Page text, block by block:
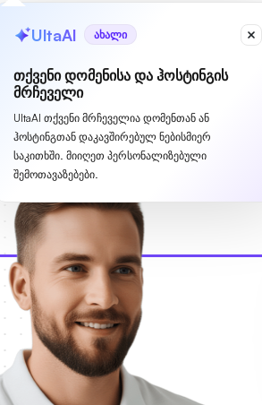
UltaAI ახალი
თქვენი დომენისა და ჰოსტინგის
მრჩეველი
UltaAI თქვენი მრჩეველია დომენთან ან
ჰოსტინგთან დაკავშირებულ ნებისმიერ
საკითხში. მიიღეთ პერსონალიზებული
შემოთავაზებები.